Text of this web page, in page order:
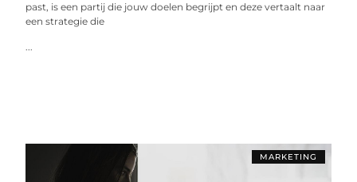
past, is een partij die jouw doelen begrijpt en deze vertaalt naar
een strategie die
...
MARKETING